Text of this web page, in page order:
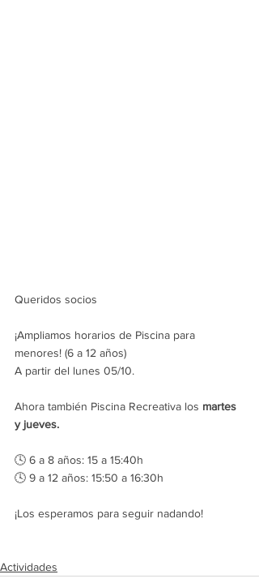
Queridos socios
¡Ampliamos horarios de Piscina para
menores! (6 a 12 años)
A partir del lunes 05/10.
Ahora también Piscina Recreativa los martes
y jueves.
🕓 6 a 8 años: 15 a 15:40h
🕓 9 a 12 años: 15:50 a 16:30h
¡Los esperamos para seguir nadando!
Actividades